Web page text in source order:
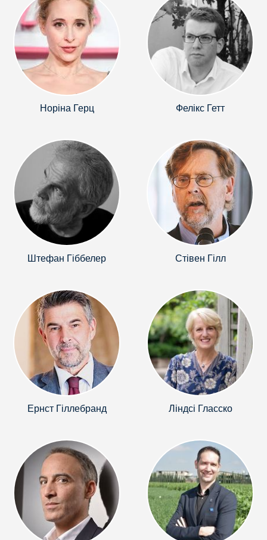
Норіна Герц Фелікс Гетт
Штефан Гіббелер Стівен Гілл
Ернст Гіллебранд Ліндсі Гласcко